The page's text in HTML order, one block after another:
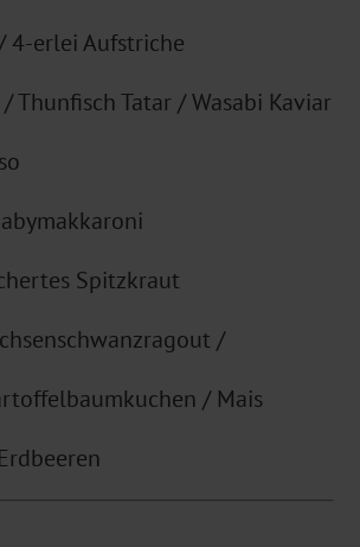
4-erlei Aufstriche
Thunfisch Tatar / Wasabi Kaviar
Spitzkraut
/
/ Mais